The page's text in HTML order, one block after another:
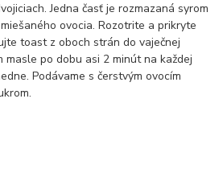
Jedna časť je rozmazaná syrom
ovocia. Rozotrite a prikryte
toast z oboch strán do vaječnej
masle po dobu asi 2 minút na každej
Podávame s čerstvým ovocím